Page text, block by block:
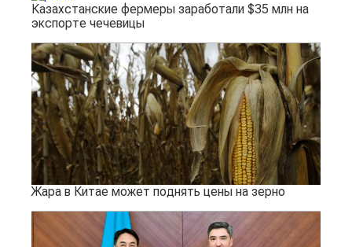
Казахстанские фермеры заработали $35 млн на
экспорте чечевицы
Жара в Китае может поднять цены на зерно